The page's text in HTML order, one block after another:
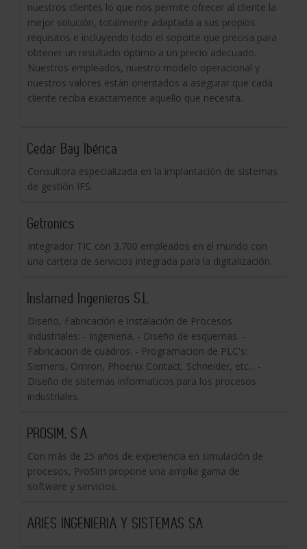
nuestros clientes lo que nos permite ofrecer al cliente la
mejor solución, totalmente adaptada a sus propios
requisitos e incluyendo todo el soporte que precisa para
obtener un resultado óptimo a un precio adecuado.
Nuestros empleados, nuestro modelo operacional y
nuestros valores están orientados a asegurar que cada
cliente reciba exactamente aquello que necesita.
Cedar Bay Ibérica
Consultora especializada en la implantación de sistemas
de gestión IFS.
Getronics
Integrador TIC con 3.700 empleados en el mundo con
una cartera de servicios integrada para la digitalización.
Instamed Ingenieros S.L.
Diseño, Fabricación e Instalación de Procesos
Industriales: - Ingenieria. - Diseño de esquemas. -
Fabricacion de cuadros. - Programacion de PLC's:
Siemens, Omron, Phoenix Contact, Schneider, etc... -
Diseño de sistemas informaticos para los procesos
industriales.
PROSIM, S.A.
Con más de 25 años de experiencia en simulación de
procesos, ProSim propone una amplia gama de
software y servicios.
ARIES INGENIERIA Y SISTEMAS SA